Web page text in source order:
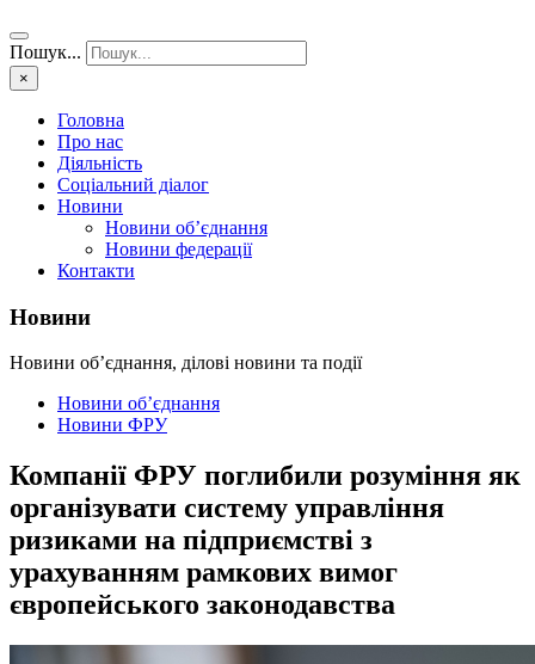
Пошук...
×
Головна
Про нас
Діяльність
Соціальний діалог
Новини
Новини об’єднання
Новини федерації
Контакти
Новини
Новини об’єднання, ділові новини та події
Новини об’єднання
Новини ФРУ
Компанії ФРУ поглибили розуміння як
організувати систему управління
ризиками на підприємстві з
урахуванням рамкових вимог
європейського законодавства